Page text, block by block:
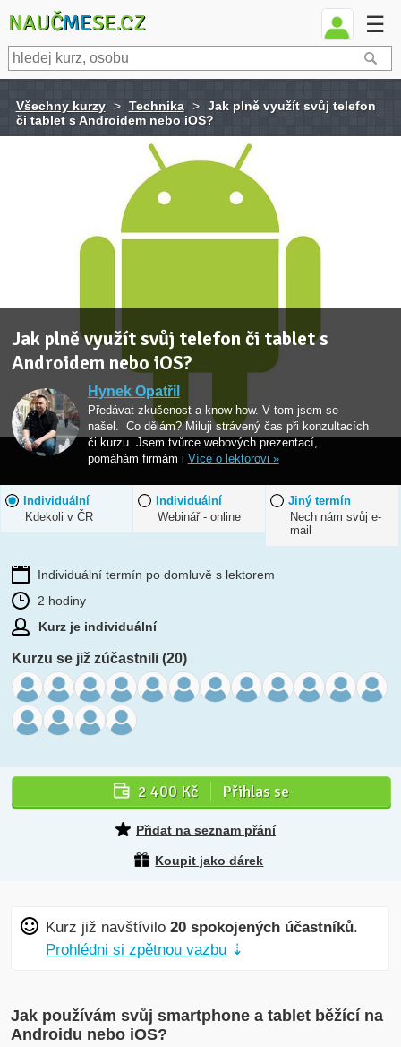
NAUČMESE.CZ ☰
Všechny kurzy > Technika > Jak plně využít svůj telefon
či tablet s Androidem nebo iOS?
Jak plně využít svůj telefon či tablet s
Androidem nebo iOS?
Hynek Opatřil
Předávat zkušenost a know how. V tom jsem se
našel. Co dělám? Miluji strávený čas při konzultacích
či kurzu. Jsem tvůrce webových prezentací,
pomáhám firmám i Více o lektorovi »
Individuální
Kdekoli v ČR
Individuální
Webinář - online
Jiný termín
Nech nám svůj e-
mail
Individuální termín po domluvě s lektorem
2 hodiny
Kurz je individuální
Kurzu se již zúčastnili (20)
2 400 Kč Přihlas se
Přidat na seznam přání
Koupit jako dárek
Kurz již navštívilo20 spokojených účastníků.
Prohlédni si zpětnou vazbu ⇣
Jak používám svůj smartphone a tablet běžící na
Androidu nebo iOS?